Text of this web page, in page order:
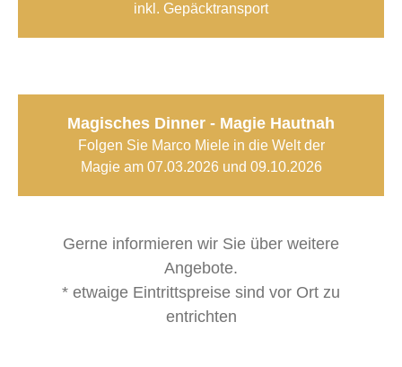
inkl. Gepäcktransport
Magisches Dinner - Magie Hautnah
Folgen Sie Marco Miele in die Welt der
Magieam 07.03.2026 und 09.10.2026
Gerne informieren wir Sie über weitere
Angebote.
* etwaige Eintrittspreise sind vor Ort zu
entrichten